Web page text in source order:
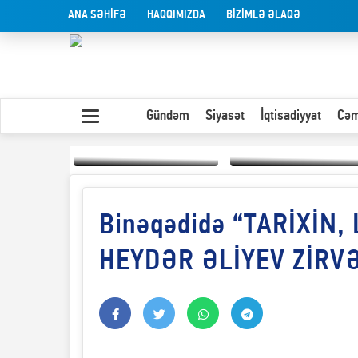
ANA SƏHİFƏ HAQQIMIZDA BİZİMLƏ ƏLAQƏ
Gündəm Siyasət İqtisadiyyat
Yaxın Şərqdəki
müharibənin qısa
təhlili
Olduğu kimi görünən
insan
Binəqədidə “TARİXİN,
HEYDƏR ƏLİYEV